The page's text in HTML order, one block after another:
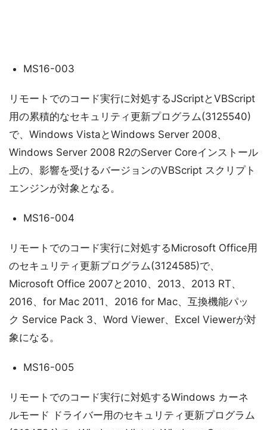
MS16-003
リモートでのコード実行に対処するJScriptとVBScript
用の累積的なセキュリティ更新プログラム(3125540)
で、Windows VistaとWindows Server 2008、
Windows Server 2008 R2のServer Coreインストール
上の、影響を受けるバージョンのVBScript スクリプト
エンジンが対象となる。
MS16-004
リモートでのコード実行に対処するMicrosoft Office用
のセキュリティ更新プログラム(3124585)で、
Microsoft Office 2007と2010、2013、2013 RT、
2016、for Mac 2011、2016 for Mac、互換機能パッ
ク Service Pack 3、Word Viewer、Excel Viewerが対
象になる。
MS16-005
リモートでのコード実行に対処するWindows カーネ
ルモード ドライバー用のセキュリティ更新プログラム